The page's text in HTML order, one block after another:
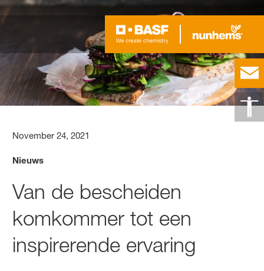
November 24, 2021
Nieuws
Van de bescheiden
komkommer tot een
inspirerende ervaring